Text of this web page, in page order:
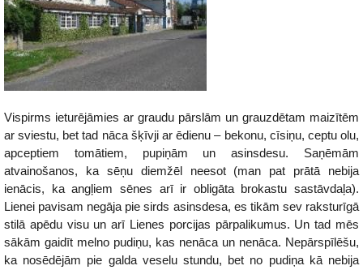
Vispirms ieturējāmies ar graudu pārslām un grauzdētam maizītēm
ar sviestu, bet tad nāca šķīvji ar ēdienu – bekonu, cīsiņu, ceptu olu,
apceptiem tomātiem, pupiņām un asinsdesu. Saņēmām
atvainošanos, ka sēņu diemžēl neesot (man pat prātā nebija
ienācis, ka angļiem sēnes arī ir obligāta brokastu sastāvdaļa).
Lienei pavisam negāja pie sirds asinsdesa, es tikām sev raksturīgā
stilā apēdu visu un arī Lienes porcijas pārpalikumus. Un tad mēs
sākām gaidīt melno pudiņu, kas nenāca un nenāca. Nepārspīlēšu,
ka nosēdējām pie galda veselu stundu, bet no pudiņa kā nebija